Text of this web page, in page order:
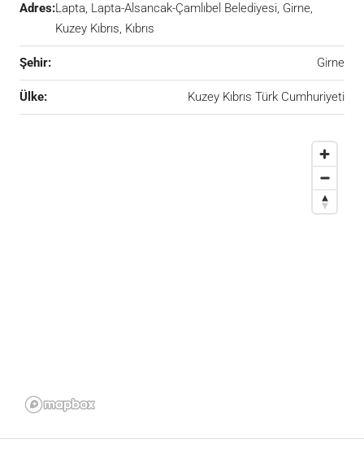
Adres:Lapta, Lapta-Alsancak-Çamlıbel Belediyesi, Girne,
Kuzey Kıbrıs, Kıbrıs
Şehir: Girne
Ülke: Kuzey Kıbrıs Türk Cumhuriyeti